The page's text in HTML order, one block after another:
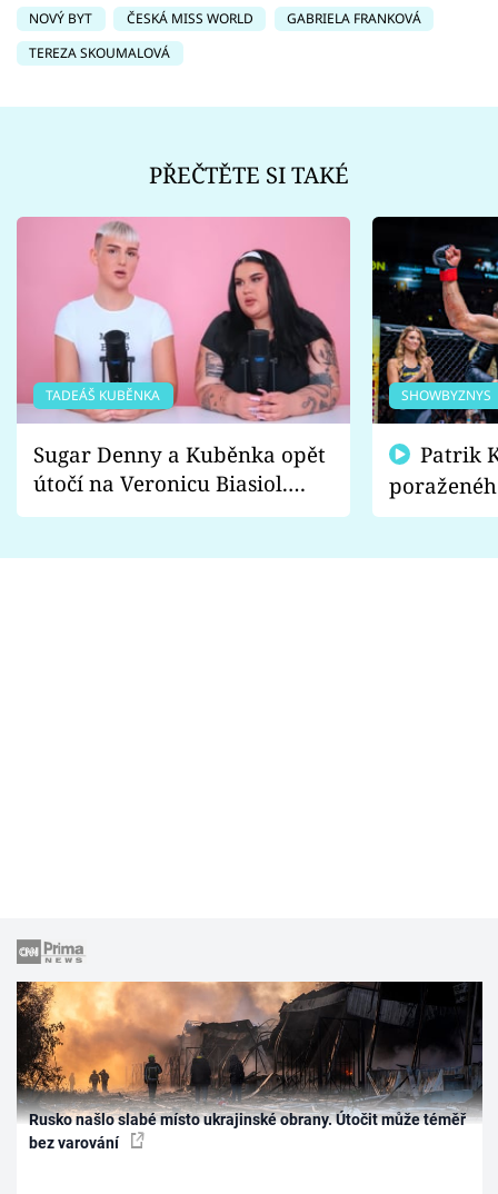
NOVÝ BYT
ČESKÁ MISS WORLD
GABRIELA FRANKOVÁ
TEREZA SKOUMALOVÁ
PŘEČTĚTE SI TAKÉ
TADEÁŠ KUBĚNKA
Sugar Denny a Kuběnka opět
útočí na Veronicu Biasiol.
Proč je podle nich falešná a
SHOWBYZNYS
fanoušci
Rusko našlo slabé místo ukrajinské obrany. Útočit může téměř
bez varování